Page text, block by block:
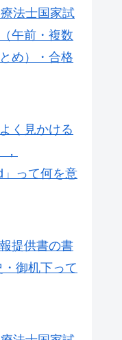
法士国家試
午前・複数
め）・合格
く見かける
，
」って何を意
提供書の書
御机下って